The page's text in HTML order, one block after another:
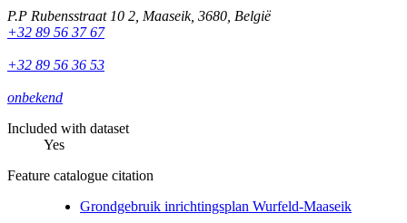
P.P Rubensstraat 10 2, Maaseik, 3680, België
+32 89 56 37 67
+32 89 56 36 53
onbekend
Included with dataset
Yes
Feature catalogue citation
Grondgebruik inrichtingsplan Wurfeld-Maaseik